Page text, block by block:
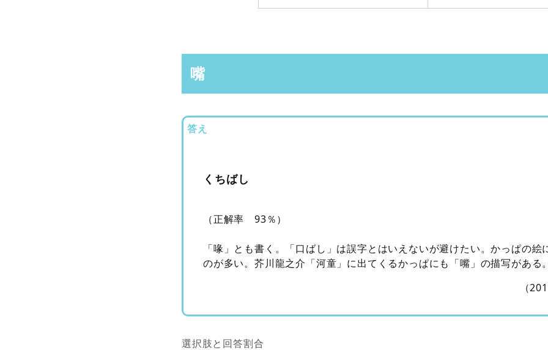
嘴
答え
くちばし
（正解率 93％）
「喙」とも書く。「口ばし」は誤字とはいえないが避けたい。かっぱの絵
のが多い。芥川龍之介「河童」に出てくるかっぱにも「嘴」の描写がある。
（
選択肢と回答割合